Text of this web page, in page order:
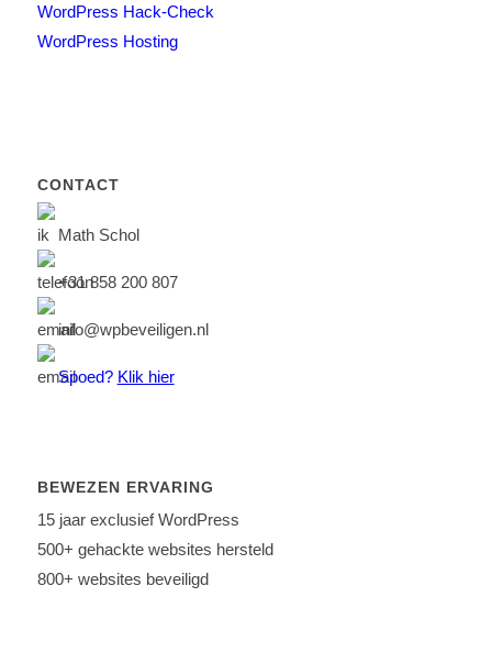
WordPress Hack-Check
WordPress Hosting
CONTACT
Math Schol
+31 858 200 807
info@wpbeveiligen.nl
Spoed? Klik hier
BEWEZEN ERVARING
15 jaar exclusief WordPress
500+ gehackte websites hersteld
800+ websites beveiligd